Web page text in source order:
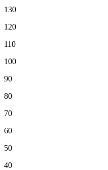
130
120
110
100
90
80
70
60
50
40